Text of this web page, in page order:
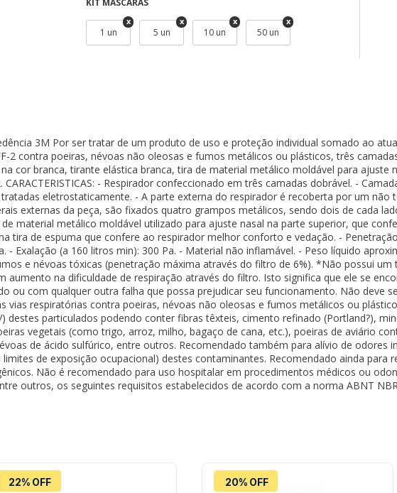
KIT MÁSCARAS
1 un 5 un 10 un 50 un
3M Por ser tratar de um produto de uso e proteção individual somado ao
2 contra poeiras, névoas não oleosas e fumos metálicos ou plásticos, três
cor branca, tirante elástica branca, tira de material metálico moldável para ajuste
- Respirador confeccionado em três camadas dobrável. -
eletrostaticamente. - A parte externa do respirador é recoberta por um não
externas da peça, são fixados quatro grampos metálicos, sendo dois de cada
material metálico moldável utilizado para ajuste nasal na parte superior, que
tira de espuma que confere ao respirador melhor conforto e vedação. -
- Exalação (a 160 litros min): 300 Pa. - Material não inflamável. - Peso líquido
e névoas tóxicas (penetração máxima através do filtro de 6%). *Não possui
aumento na dificuldade de respiração através do filtro. Isto significa que ele se
ou com qualquer outra falha que possa prejudicar seu funcionamento. Não deve
vias respiratórias contra poeiras, névoas não oleosas e fumos metálicos ou
destes particulados podendo conter fibras têxteis, cimento refinado (Portland?),
vegetais (como trigo, arroz, milho, bagaço de cana, etc.), poeiras de aviário
de ácido sulfúrico, entre outros. Recomendado também para alívio de odores
de exposição ocupacional) destes contaminantes. Recomendado ainda para
Não é recomendado para uso hospitalar em procedimentos médicos ou
outros, os seguintes requisitos estabelecidos de acordo com a norma ABNT
22% OFF 20% OFF